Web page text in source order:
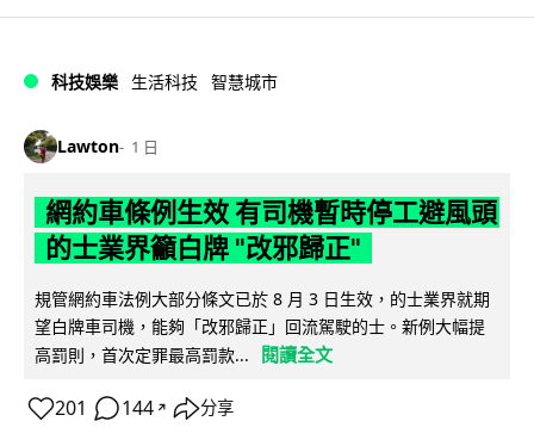
科技娛樂 生活科技 智慧城市
Lawton 1 日
網約車條例生效 有司機暫時停工避風頭
的士業界籲白牌 "改邪歸正"
規管網約車法例大部分條文已於 8 月 3 日生效，的士業界就期
望白牌車司機，能夠「改邪歸正」回流駕駛的士。新例大幅提
高罰則，首次定罪最高罰款...
閱讀全文
201 144 ↗ 分享